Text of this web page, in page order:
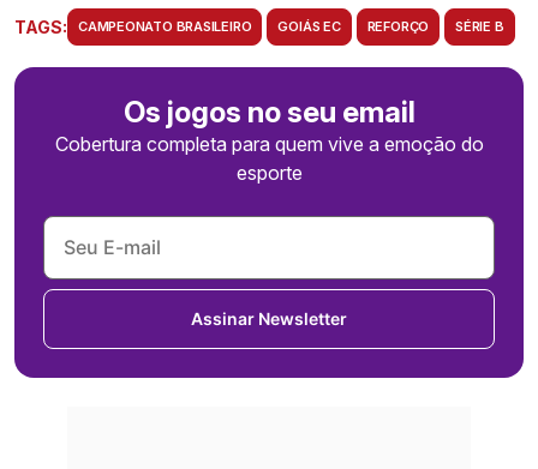
TAGS: CAMPEONATO BRASILEIRO GOIÁS EC REFORÇO SÉRIE B
Os jogos no seu email
Cobertura completa para quem vive a emoção do
esporte
Assinar Newsletter